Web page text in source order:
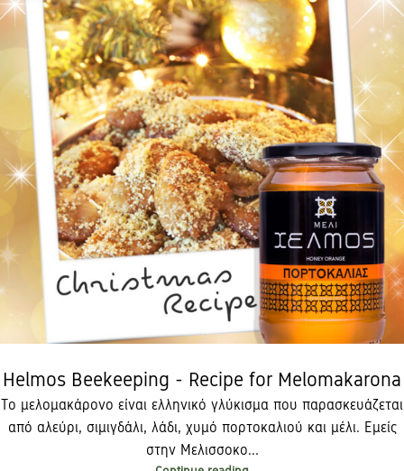
Helmos Beekeeping - Recipe for Melomakarona
Το μελομακάρονο είναι ελληνικό γλύκισμα που παρασκευάζεται
από αλεύρι, σιμιγδάλι, λάδι, χυμό πορτοκαλιού και μέλι. Εμείς
στην Μελισσοκο...